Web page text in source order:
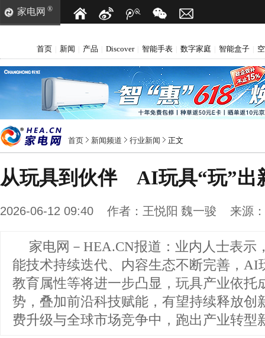
家电网 ®
首页 新闻 产品 Discover 智能手表 数字家庭 智能盒子
首页 新闻频道 行业新闻 正文
从玩具到伙伴 AI玩具“玩”出
2026-06-12 09:40 作者： 王悦阳 魏一骏 来源：
家电网－HEA.CN报道： 业内人士表示
能技术持续迭代、内容生态不断完善，AI
教育属性等将进一步凸显，玩具产业依托
势，叠加前沿科技赋能，有望持续释放创
费升级与全球市场竞争中，跑出产业转型